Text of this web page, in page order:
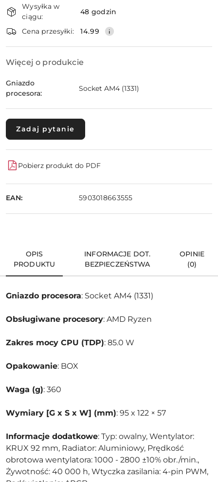
i
dostawa
Wysyłka w
ciągu:
48 godzin
Cena przesyłki: 14.99
Więcej o produkcie
Gniazdo
procesora:
Socket AM4 (1331)
Zadaj pytanie
Pobierz produkt do PDF
EAN: 5903018663555
OPIS
PRODUKTU
INFORMACJE DOT.
BEZPIECZEŃSTWA
OPINIE
(0)
Gniazdo procesora: Socket AM4 (1331)
Obsługiwane procesory: AMD Ryzen
Zakres mocy CPU (TDP): 85.0 W
Opakowanie: BOX
Waga (g): 360
Wymiary [G x S x W] (mm): 95 x 122 × 57
Informacje dodatkowe: Typ: owalny, Wentylator:
KRUX 92 mm, Radiator: Aluminiowy, Prędkość
obrotowa wentylatora: 1000 - 2800 ±10% obr./min.,
Żywotność: 40 000 h, Wtyczka zasilania: 4-pin PWM,